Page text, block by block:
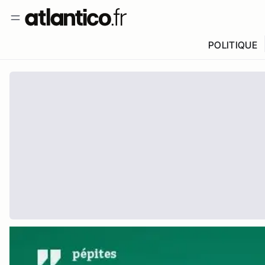
POLITIQUE